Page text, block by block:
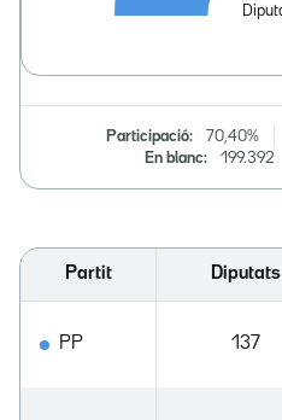
Participació: 70,40%
En blanc:
199.392
Partit Diputats
PP 137